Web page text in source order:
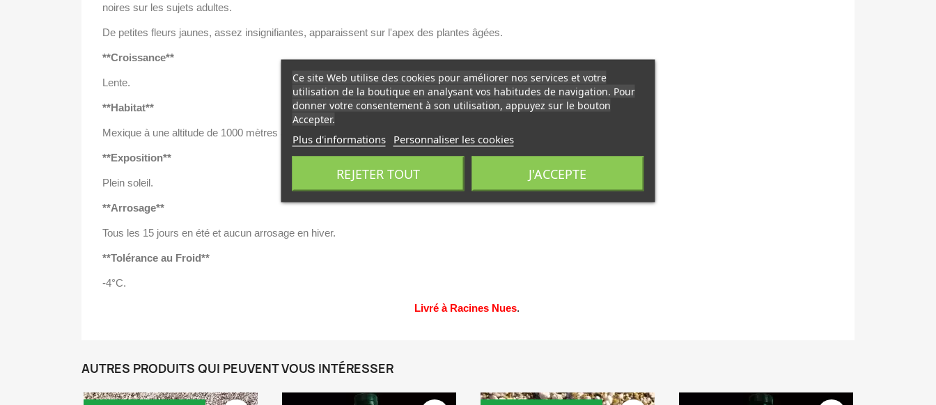
noires sur les sujets adultes.
De petites fleurs jaunes, assez insignifiantes, apparaissent sur l'apex des plantes âgées.
**Croissance**
Lente.
**Habitat**
Mexique à une altitude de 1000 mètres à 2500 mètres.
**Exposition**
Plein soleil.
**Arrosage**
Tous les 15 jours en été et aucun arrosage en hiver.
**Tolérance au Froid**
-4°C.
Livré à Racines Nues.
AUTRES PRODUITS QUI PEUVENT VOUS INTÉRESSER
Ce site Web utilise des cookies pour améliorer nos services et votre
utilisation de la boutique en analysant vos habitudes de navigation. Pour
donner votre consentement à son utilisation, appuyez sur le bouton
Accepter.
Plus d'informations Personnaliser les cookies
REJETER TOUT J'ACCEPTE